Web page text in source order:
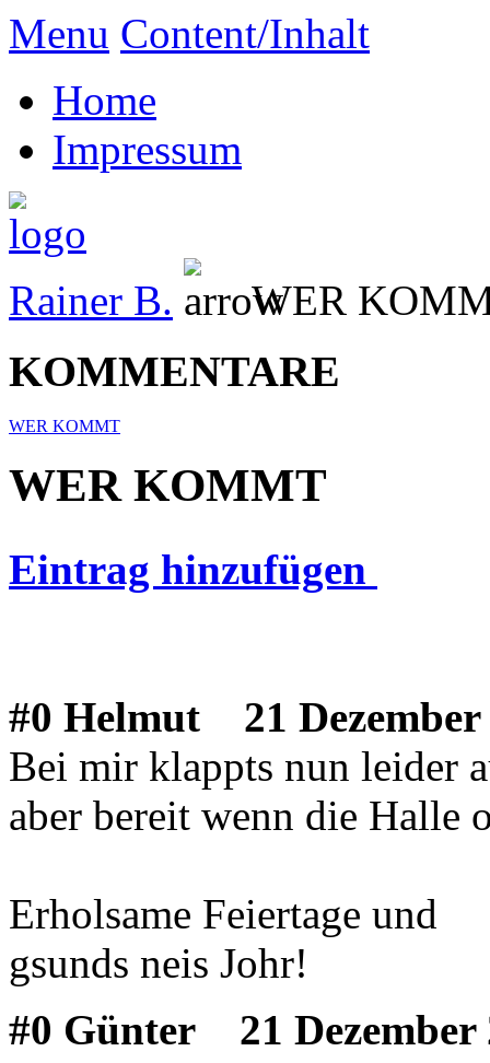
Menu Content/Inhalt
Home
Impressum
Rainer B. WER
KOMMENTARE
WER KOMMT
WER KOMMT
Eintrag hinzufügen
#0 Helmut
21
Bei mir klappts nun leider
aber bereit wenn die Halle
Erholsame Feiertage und
gsunds neis Johr!
#0 Günter
21 Dezember